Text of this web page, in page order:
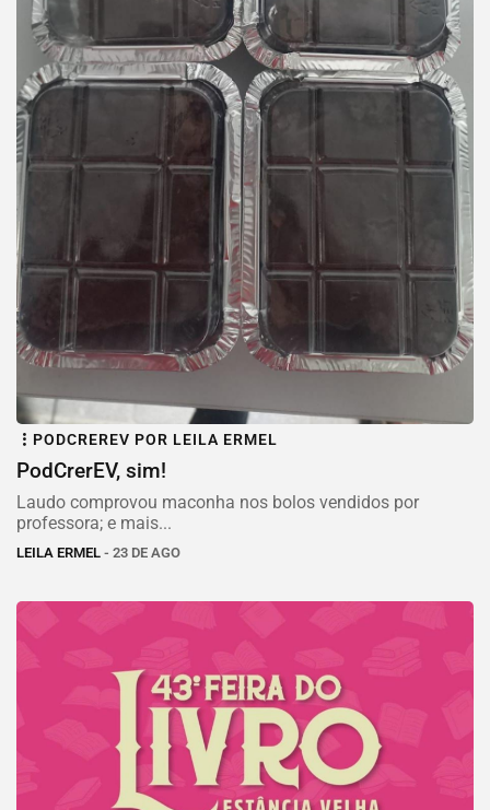
PODCREREV POR LEILA ERMEL
PodCrerEV, sim!
Laudo comprovou maconha nos bolos vendidos por
professora; e mais...
LEILA ERMEL - 23 DE AGO